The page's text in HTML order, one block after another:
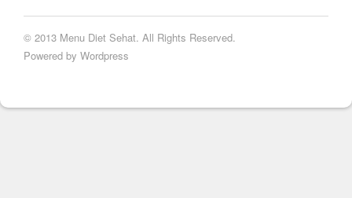
© 2013 Menu Diet Sehat. All Rights Reserved.
Powered by Wordpress